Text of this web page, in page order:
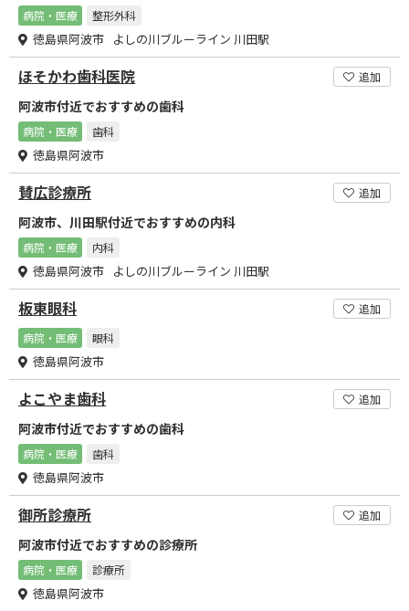
病院・医療 整形外科
徳島県阿波市 よしの川ブルーライン 川田駅
ほそかわ歯科医院 追加
阿波市付近でおすすめの歯科
病院・医療 歯科
徳島県阿波市
賛広診療所 追加
阿波市、川田駅付近でおすすめの内科
病院・医療 内科
徳島県阿波市 よしの川ブルーライン 川田駅
板東眼科
追加
病院・医療
眼科
徳島県阿波市
よこやま歯科 追加
阿波市付近でおすすめの歯科
病院・医療 歯科
徳島県阿波市
御所診療所 追加
阿波市付近でおすすめの診療所
病院・医療 診療所
徳島県阿波市